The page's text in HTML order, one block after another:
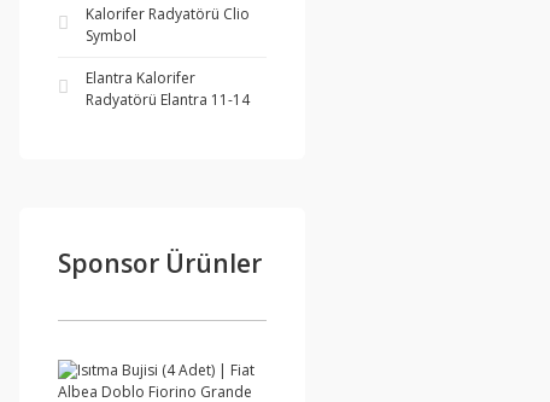
Kalorifer Radyatörü Clio
Symbol
Elantra Kalorifer
Radyatörü Elantra 11-14
Sponsor Ürünler